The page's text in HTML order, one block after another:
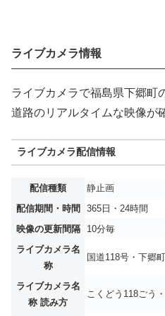
ライブカメラ情報
ライブカメラで福島県下郷町
道路のリアルタイムな映像が
ライブカメラ配信情報
配信種類
静止画
配信期間・時間
365日・24時間
映像の更新間隔
10分毎
ライブカメラ名
称
国道118号・下郷
ライブカメラ名
称 読み方
こくどう118ごう